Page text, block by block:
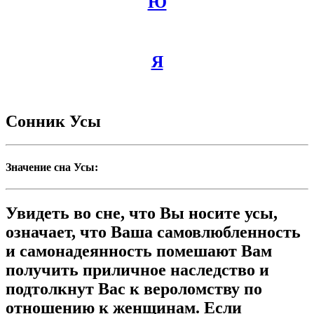
Я
Сонник Усы
Значение сна Усы:
Увидеть во сне, что Вы носите усы,
означает, что Ваша самовлюбленность
и самонадеянность помешают Вам
получить приличное наследство и
подтолкнут Вас к вероломству по
отношению к женщинам. Если